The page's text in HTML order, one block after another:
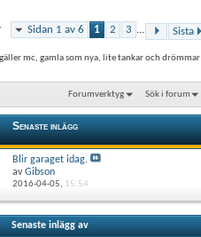
Sidan 1 av 6 1 2 3 ... Sista
mc, gamla som nya, lite tankar och drömmar
Forumverktyg Sök i forum
Senaste inlägg
Blir garaget idag.
avGibson
2016-04-05, 15:54
Senaste inlägg av